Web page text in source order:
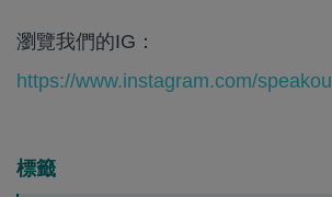
瀏覽我們的IG：
https://www.instagram.com/
標籤